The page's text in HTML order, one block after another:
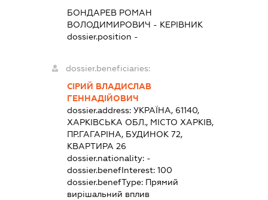
БОНДАРЕВ РОМАН
ВОЛОДИМИРОВИЧ - КЕРІВНИК
dossier.position -
dossier.beneficiaries:
СІРИЙ ВЛАДИСЛАВ
ГЕННАДІЙОВИЧ
dossier.address: УКРАЇНА, 61140,
ХАРКІВСЬКА ОБЛ., МІСТО ХАРКІВ,
ПР.ГАГАРІНА, БУДИНОК 72,
КВАРТИРА 26
dossier.nationality: -
dossier.benefInterest: 100
dossier.benefType: Прямий
вирішальний вплив